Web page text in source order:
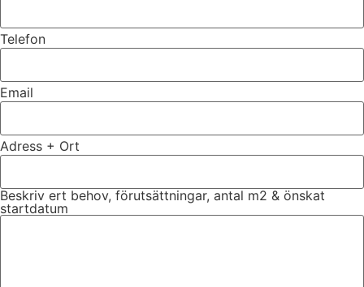
Telefon
Email
Adress + Ort
Beskriv ert behov, förutsättningar, antal m2 & önskat
startdatum